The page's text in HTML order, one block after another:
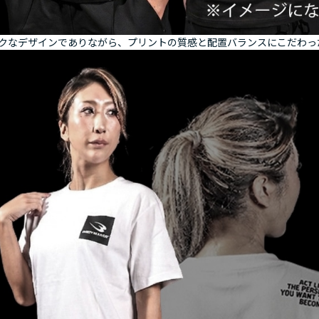
なデザインでありながら、プリントの質感と配置バランスにこだわ